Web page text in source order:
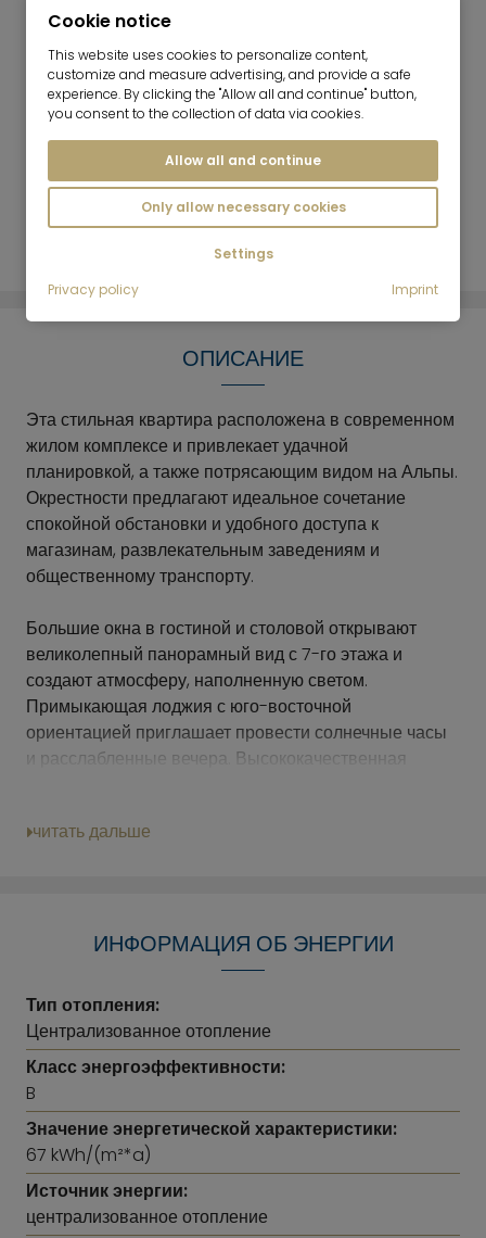
Индивидуальное парковочное место в
Большой подвальный отсек, общий подвал для
велосипедов, общая комната для хранения
детских колясок Некоторые предметы
интерьера и декоративные элементы
принадлежат нашему отделу мебели и не
входят в стоимость покупки, но могут быть
приобретены по желанию.
ОПИСАНИЕ
Эта стильная квартира расположена в современном
жилом комплексе и привлекает удачной
планировкой, а также потрясающим видом на Альпы.
Окрестности предлагают идеальное сочетание
спокойной обстановки и удобного доступа к
магазинам, развлекательным заведениям и
общественному транспорту.
Большие окна в гостиной и столовой открывают
великолепный панорамный вид с 7-го этажа и
создают атмосферу, наполненную светом.
Примыкающая лоджия с юго-восточной
ориентацией приглашает провести солнечные часы
и расслабленные вечера. Высококачественная
кабинет, детская или комната для хобби. В
современной ванной комнате вас ждут ванна, душ и
подключение для стиральной машины. Отдельный
гостевой туалет и практичная кладовая повышают
комфорт проживания.
Предложение дополняет одно парковочное место в
подземном гараже, оборудованное новой зарядной
станцией Wallbox.
читать дальше
ИНФОРМАЦИЯ ОБ ЭНЕРГИИ
Тип отопления:
Централизованное отопление
Класс энергоэффективности:
B
Значение энергетической характеристики:
67 kWh/(m²*a)
Источник энергии:
централизованное отопление
Cookie notice
This website uses cookies to personalize content,
customize and measure advertising, and provide a safe
experience. By clicking the "Allow all and continue" button,
you consent to the collection of data via cookies.
Allow all and continue
Only allow necessary cookies
Settings
Privacy policy
Imprint